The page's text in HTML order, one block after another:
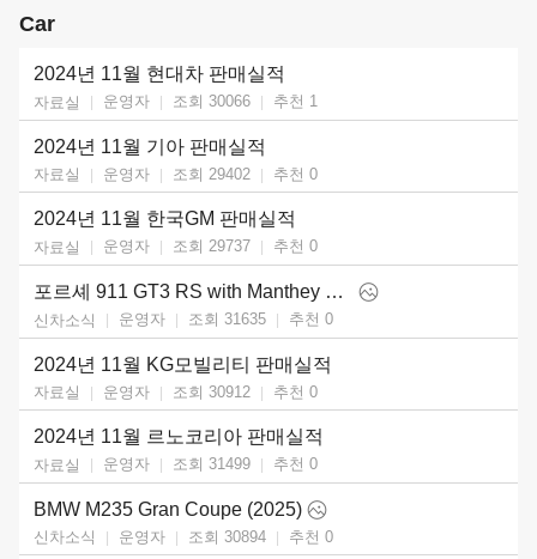
Car
2024년 11월 현대차 판매실적
자료실 운영자 조회 30066 추천 1
2024년 11월 기아 판매실적
자료실 운영자 조회 29402 추천 0
2024년 11월 한국GM 판매실적
자료실 운영자 조회 29737 추천 0
포르셰 911 GT3 RS with Manthey Kit (2025)
신차소식 운영자 조회 31635 추천 0
2024년 11월 KG모빌리티 판매실적
자료실 운영자 조회 30912 추천 0
2024년 11월 르노코리아 판매실적
자료실 운영자 조회 31499 추천 0
BMW M235 Gran Coupe (2025)
신차소식 운영자 조회 30894 추천 0